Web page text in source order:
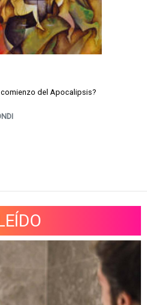
del Apocalipsis?